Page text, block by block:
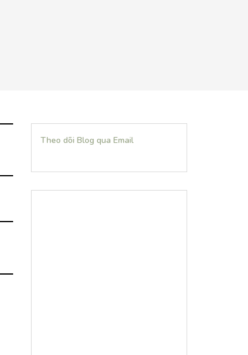
Theo dõi Blog qua Email